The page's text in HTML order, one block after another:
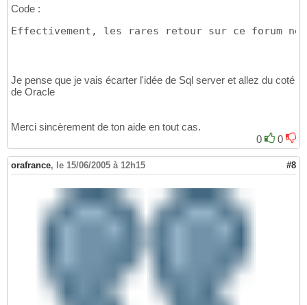
Code :
Effectivement, les rares retour sur ce forum ne
Je pense que je vais écarter l'idée de Sql server et allez du coté
de Oracle
Merci sincèrement de ton aide en tout cas.
0
0
orafrance, le 15/06/2005 à 12h15 #8